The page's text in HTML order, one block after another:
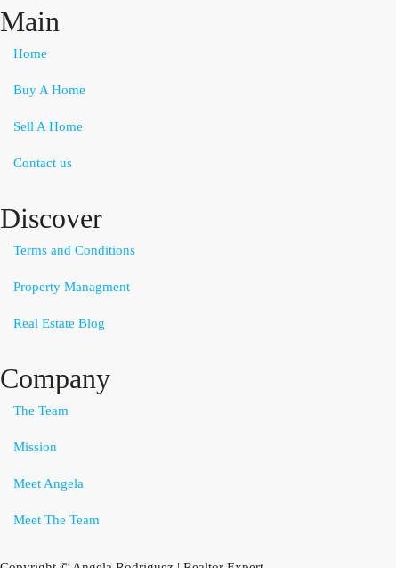
Main
Home
Buy A Home
Sell A Home
Contact us
Discover
Terms and Conditions
Property Managment
Real Estate Blog
Company
The Team
Mission
Meet Angela
Meet The Team